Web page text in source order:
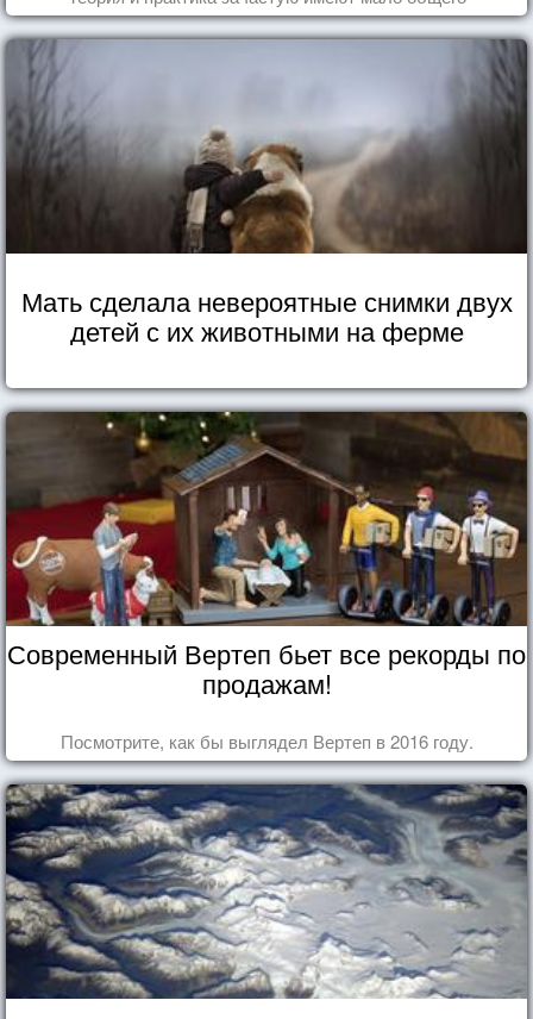
Мать сделала невероятные снимки двух
детей с их животными на ферме
Современный Вертеп бьет все рекорды по
продажам!
Посмотрите, как бы выглядел Вертеп в 2016 году.